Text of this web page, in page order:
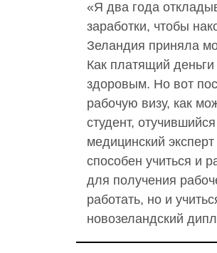
«Я два года
заработки, чтобы
Зеландия приняла
Как платящий
здоровым. Но вот
рабочую визу, как
студент,
медицинский
способен учиться и
для получения
работать, но и
новозеландский